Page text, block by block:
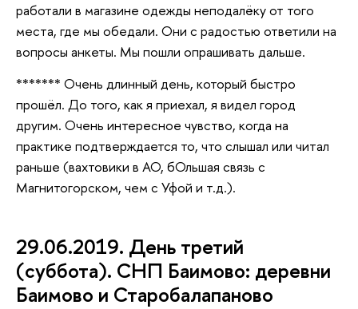
работали в магазине одежды неподалёку от того
места, где мы обедали. Они с радостью ответили на
вопросы анкеты. Мы пошли опрашивать дальше.
******* Очень длинный день, который быстро
прошёл. До того, как я приехал, я видел город
другим. Очень интересное чувство, когда на
практике подтверждается то, что слышал или читал
раньше (вахтовики в АО, бОльшая связь с
Магнитогорском, чем с Уфой и т.д.).
29.06.2019. День третий
(суббота). СНП Баимово: деревни
Баимово и Старобалапаново